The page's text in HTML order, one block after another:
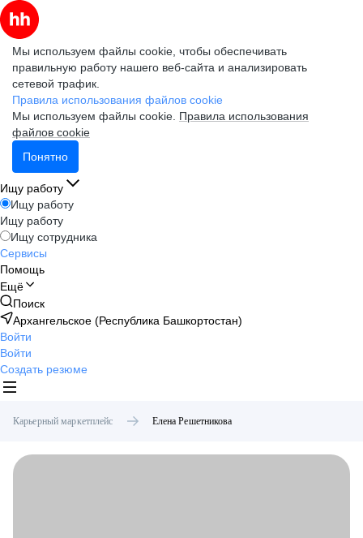
Мы используем файлы cookie, чтобы обеспечивать
правильную работу нашего веб-сайта и анализировать
сетевой трафик.
Правила использования файлов cookie
Мы используем файлы cookie. Правила использования
файлов cookie
Понятно
Ищу работу
Ищу работу
Ищу работу
Ищу сотрудника
Сервисы
Помощь
Ещё
Поиск
Архангельское (Республика Башкортостан)
Войти
Войти
Создать резюме
Карьерный маркетплейс Елена Решетникова